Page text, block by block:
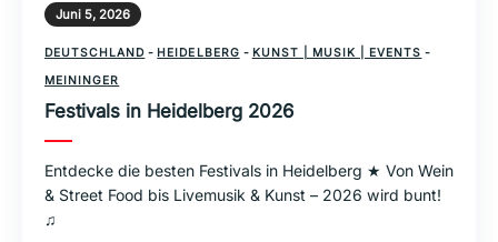
Juni 5, 2026
DEUTSCHLAND - HEIDELBERG - KUNST | MUSIK | EVENTS -
MEININGER
Festivals in Heidelberg 2026
Entdecke die besten Festivals in Heidelberg ★ Von Wein
& Street Food bis Livemusik & Kunst – 2026 wird bunt!
♫